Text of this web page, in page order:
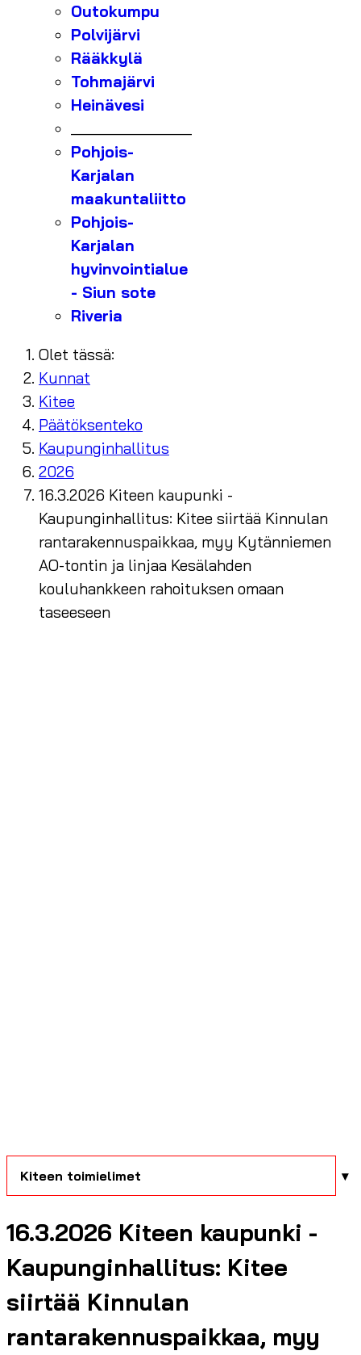
Outokumpu
Polvijärvi
Rääkkylä
Tohmajärvi
Heinävesi
Pohjois-
Karjalan
maakuntaliitto
Pohjois-
Karjalan
hyvinvointialue
- Siun sote
Riveria
Olet tässä:
Kunnat
Kitee
Päätöksenteko
Kaupunginhallitus
2026
16.3.2026 Kiteen kaupunki -
Kaupunginhallitus: Kitee siirtää Kinnulan
rantarakennuspaikkaa, myy Kytänniemen
AO-tontin ja linjaa Kesälahden
kouluhankkeen rahoituksen omaan
taseeseen
Kiteen toimielimet
16.3.2026 Kiteen kaupunki -
Kaupunginhallitus: Kitee
siirtää Kinnulan
rantarakennuspaikkaa, myy